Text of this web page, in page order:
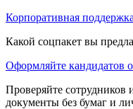
Корпоративная
Какой соцпакет вы
Оформляйте кандидатов
Проверяйте сотрудников
документы без бумаг и